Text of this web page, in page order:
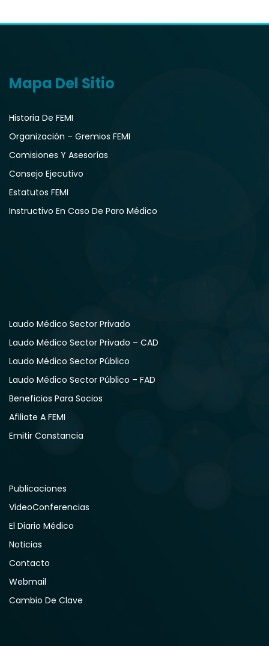
Mapa Del Sitio
Historia De FEMI
Organización – Gremios FEMI
Comisiones Y Asesorías
Consejo Ejecutivo
Estatutos FEMI
Instructivo En Caso De Paro Médico
Laudo Médico Sector Privado
Laudo Médico Sector Privado – CAD
Laudo Médico Sector Público
Laudo Médico Sector Público – FAD
Beneficios Para Socios
Afiliate A FEMI
Emitir Constancia
Publicaciones
VideoConferencias
El Diario Médico
Noticias
Contacto
Webmail
Cambio De Clave